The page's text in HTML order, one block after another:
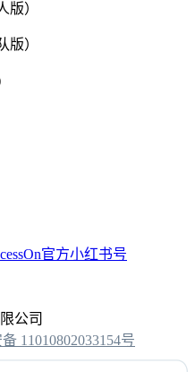
版）
版）
公司
11010802033154号